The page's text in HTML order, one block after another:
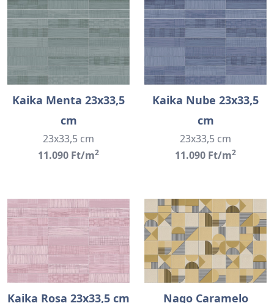
Kaika Menta 23x33,5
cm
23x33,5 cm
11.090 Ft/m2
Kaika Nube 23x33,5
cm
23x33,5 cm
11.090 Ft/m2
Kaika Rosa 23x33,5 cm Nago Caramelo